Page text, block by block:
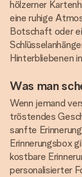
hölzerner
eine ruhige
Botschaft oder
Hinterbliebenen
Was man
Wenn jemand
tröstendes
sanfte
Erinnerungsbox
kostbare
personalisierter